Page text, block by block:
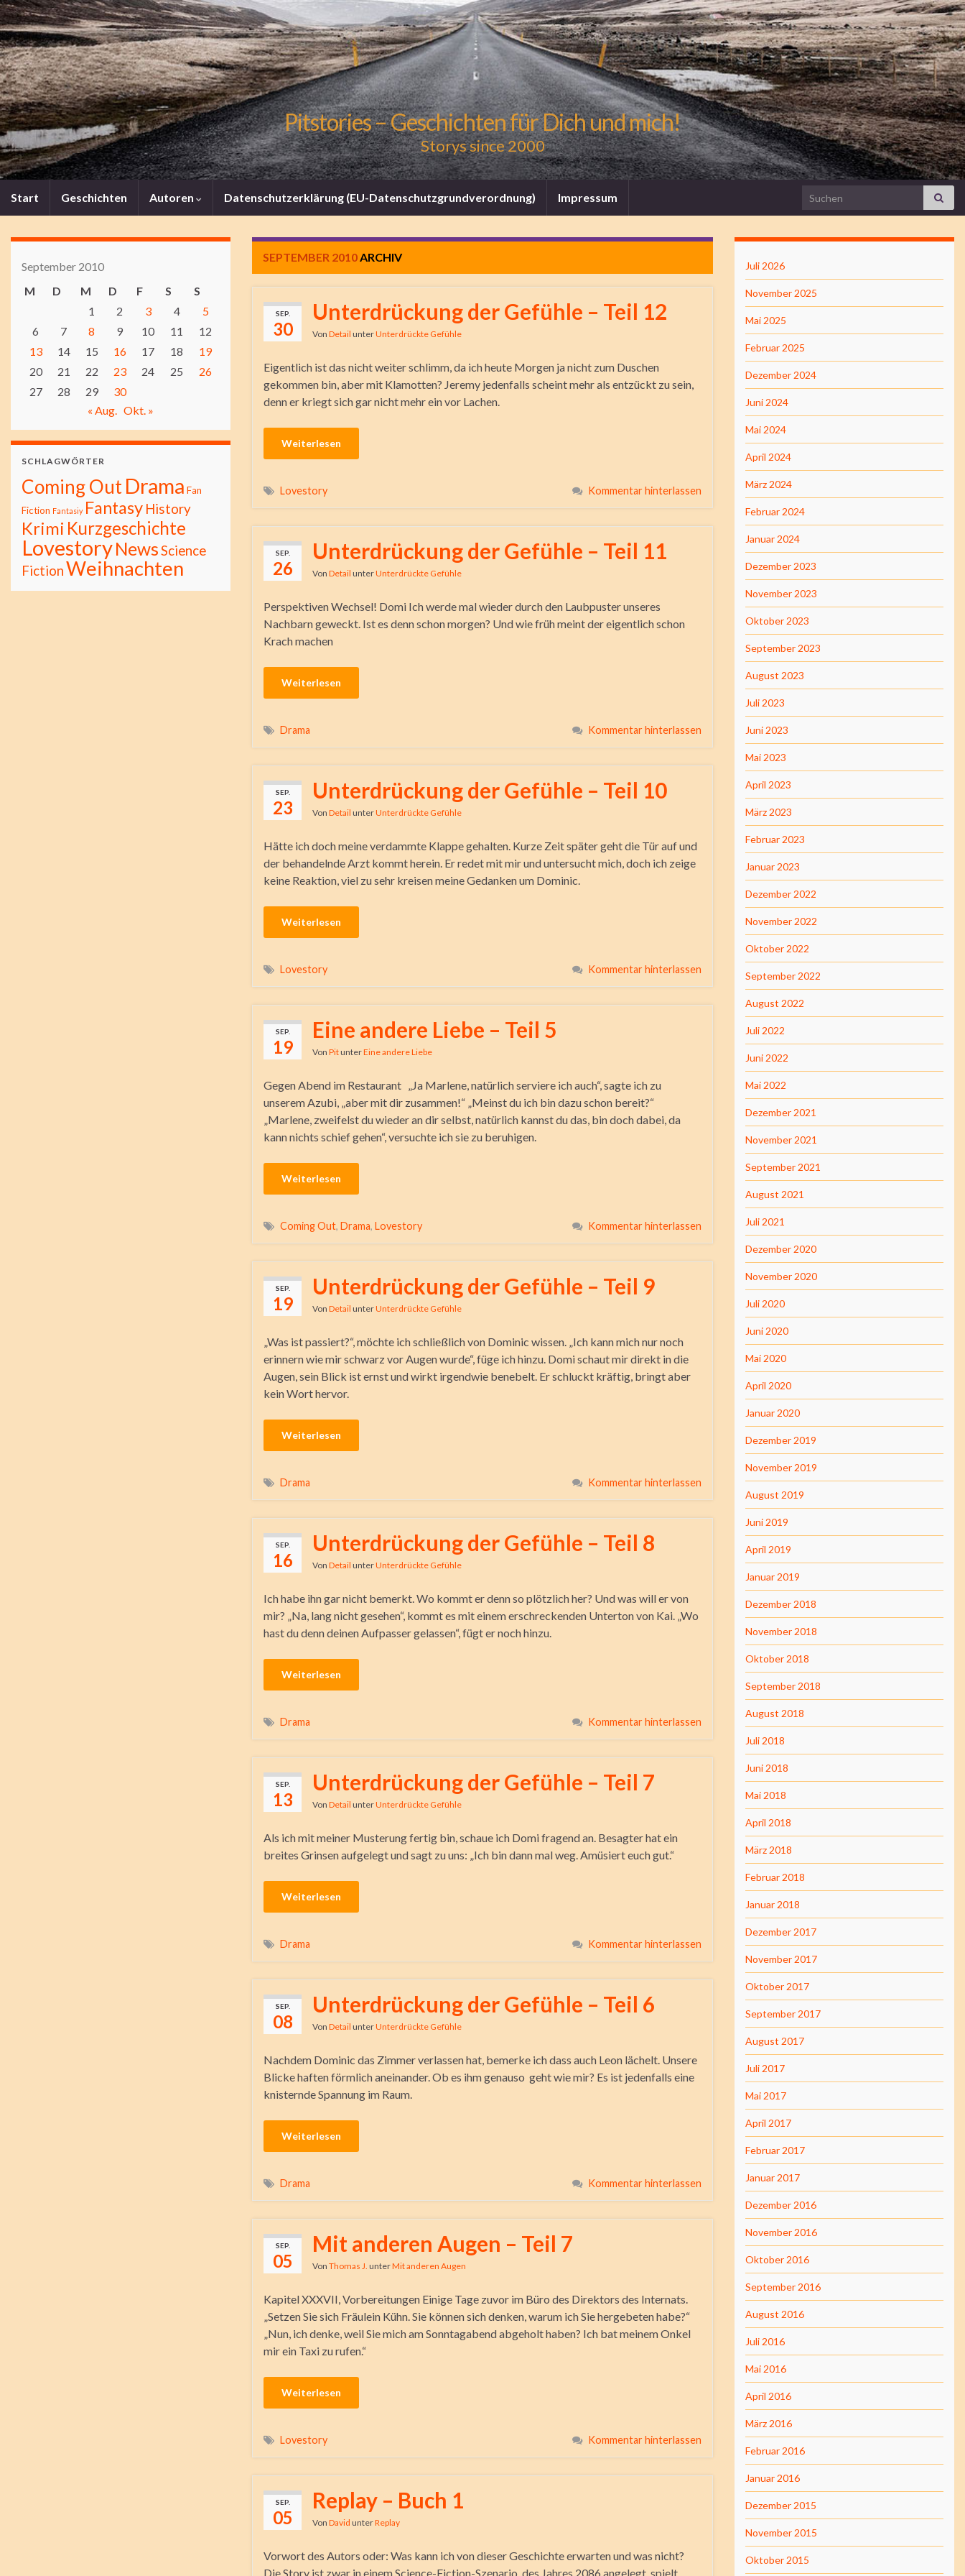
Pitstories – Geschichten für Dich und mich!
Storys since 2000
Start Geschichten Autoren Datenschutzerklärung (EU-Datenschutzgrundverordnung) Impressum Search for:
SEPTEMBER 2010ARCHIV
SEP.
30
Unterdrückung der Gefühle – Teil 12
Von Detail unterUnterdrückte Gefühle
Eigentlich ist das nicht weiter schlimm, da ich heute Morgen ja nicht zum Duschen
gekommen bin, aber mit Klamotten? Jeremy jedenfalls scheint mehr als entzückt zu sein,
denn er kriegt sich gar nicht mehr ein vor Lachen.
Weiterlesen
Lovestory Kommentar hinterlassen
SEP.
26
Unterdrückung der Gefühle – Teil 11
Von Detail unterUnterdrückte Gefühle
Perspektiven Wechsel! Domi Ich werde mal wieder durch den Laubpuster unseres
Nachbarn geweckt. Ist es denn schon morgen? Und wie früh meint der eigentlich schon
Krach machen
Weiterlesen
Drama Kommentar hinterlassen
SEP.
23
Unterdrückung der Gefühle – Teil 10
Von Detail unterUnterdrückte Gefühle
Hätte ich doch meine verdammte Klappe gehalten. Kurze Zeit später geht die Tür auf und
der behandelnde Arzt kommt herein. Er redet mit mir und untersucht mich, doch ich zeige
keine Reaktion, viel zu sehr kreisen meine Gedanken um Dominic.
Weiterlesen
Lovestory Kommentar hinterlassen
SEP.
19
Eine andere Liebe – Teil 5
Von PitunterEine andere Liebe
Gegen Abend im Restaurant „Ja Marlene, natürlich serviere ich auch“, sagte ich zu
unserem Azubi, „aber mit dir zusammen!“ „Meinst du ich bin dazu schon bereit?“
„Marlene, zweifelst du wieder an dir selbst, natürlich kannst du das, bin doch dabei, da
kann nichts schief gehen“, versuchte ich sie zu beruhigen.
Weiterlesen
Coming Out, Drama, Lovestory Kommentar hinterlassen
SEP.
19
Unterdrückung der Gefühle – Teil 9
Von Detail unterUnterdrückte Gefühle
„Was ist passiert?“, möchte ich schließlich von Dominic wissen. „Ich kann mich nur noch
erinnern wie mir schwarz vor Augen wurde“, füge ich hinzu. Domi schaut mir direkt in die
Augen, sein Blick ist ernst und wirkt irgendwie benebelt. Er schluckt kräftig, bringt aber
kein Wort hervor.
Weiterlesen
Drama Kommentar hinterlassen
SEP.
16
Unterdrückung der Gefühle – Teil 8
Von Detail unterUnterdrückte Gefühle
Ich habe ihn gar nicht bemerkt. Wo kommt er denn so plötzlich her? Und was will er von
mir? „Na, lang nicht gesehen“, kommt es mit einem erschreckenden Unterton von Kai. „Wo
hast du denn deinen Aufpasser gelassen“, fügt er noch hinzu.
Weiterlesen
Drama Kommentar hinterlassen
SEP.
13
Unterdrückung der Gefühle – Teil 7
Von Detail unterUnterdrückte Gefühle
Als ich mit meiner Musterung fertig bin, schaue ich Domi fragend an. Besagter hat ein
breites Grinsen aufgelegt und sagt zu uns: „Ich bin dann mal weg. Amüsiert euch gut.“
Weiterlesen
Drama Kommentar hinterlassen
SEP.
08
Unterdrückung der Gefühle – Teil 6
Von Detail unterUnterdrückte Gefühle
Nachdem Dominic das Zimmer verlassen hat, bemerke ich dass auch Leon lächelt. Unsere
Blicke haften förmlich aneinander. Ob es ihm genauso geht wie mir? Es ist jedenfalls eine
knisternde Spannung im Raum.
Weiterlesen
Drama Kommentar hinterlassen
SEP.
05
Mit anderen Augen – Teil 7
Von Thomas J. unterMit anderen Augen
Kapitel XXXVII, Vorbereitungen Einige Tage zuvor im Büro des Direktors des Internats.
„Setzen Sie sich Fräulein Kühn. Sie können sich denken, warum ich Sie hergebeten habe?“
„Nun, ich denke, weil Sie mich am Sonntagabend abgeholt haben? Ich bat meinem Onkel
mir ein Taxi zu rufen.“
Weiterlesen
Lovestory Kommentar hinterlassen
SEP.
05
Replay – Buch 1
Von David unterReplay
Vorwort des Autors oder: Was kann ich von dieser Geschichte erwarten und was nicht?
Die Story ist zwar in einem Science-Fiction-Szenario des Jahres 2086 angelegt, spielt
September 2010
M
D M D F S
S
1
2 3 4
5
6
7 8 9 10 11
12
13
14 15 16 17 18
19
20
21 22 23 24 25
26
27
28 29
30
« Aug. Okt. »
SCHLAGWÖRTER
Coming OutDrama Fan
Fiction Fantasiy Fantasy History
Krimi Kurzgeschichte
LovestoryNewsScience
FictionWeihnachten
Juli 2026
November 2025
Mai 2025
Februar 2025
Dezember 2024
Juni 2024
Mai 2024
April 2024
März 2024
Februar 2024
Januar 2024
Dezember 2023
November 2023
Oktober 2023
September 2023
August 2023
Juli 2023
Juni 2023
Mai 2023
April 2023
März 2023
Februar 2023
Januar 2023
Dezember 2022
November 2022
Oktober 2022
September 2022
August 2022
Juli 2022
Juni 2022
Mai 2022
Dezember 2021
November 2021
September 2021
August 2021
Juli 2021
Dezember 2020
November 2020
Juli 2020
Juni 2020
Mai 2020
April 2020
Januar 2020
Dezember 2019
November 2019
August 2019
Juni 2019
April 2019
Januar 2019
Dezember 2018
November 2018
Oktober 2018
September 2018
August 2018
Juli 2018
Juni 2018
Mai 2018
April 2018
März 2018
Februar 2018
Januar 2018
Dezember 2017
November 2017
Oktober 2017
September 2017
August 2017
Juli 2017
Mai 2017
April 2017
Februar 2017
Januar 2017
Dezember 2016
November 2016
Oktober 2016
September 2016
August 2016
Juli 2016
Mai 2016
April 2016
März 2016
Februar 2016
Januar 2016
Dezember 2015
November 2015
Oktober 2015